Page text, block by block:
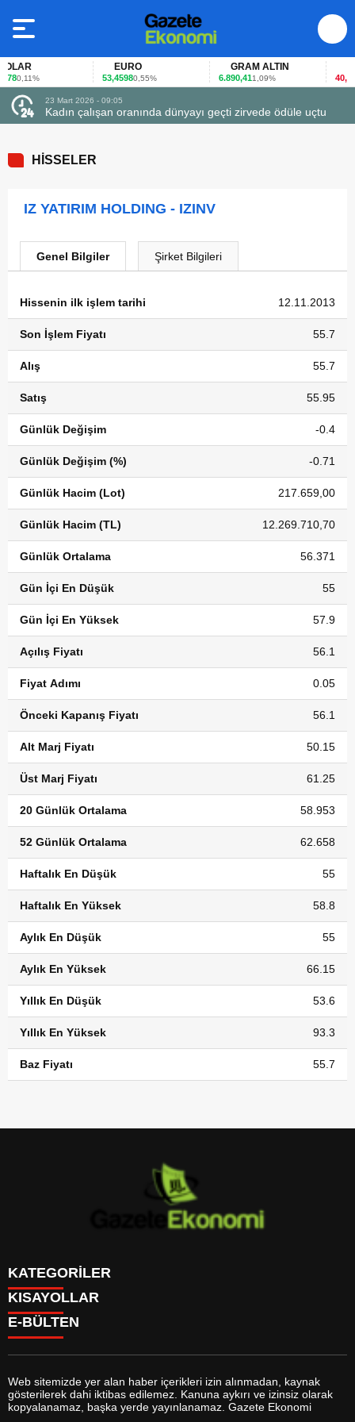
0,11%
EURO
53,45980,55%
GRAM ALTIN
6.890,411,09% 40,65-
23 Mart 2026 - 09:05
Kadın çalışan oranında dünyayı geçti zirvede ödüle uçtu
HİSSELER
IZ YATIRIM HOLDING - IZINV
Genel Bilgiler Şirket Bilgileri
Hissenin ilk işlem tarihi 12.11.2013
Son İşlem Fiyatı 55.7
Alış 55.7
Satış 55.95
Günlük Değişim -0.4
Günlük Değişim (%) -0.71
Günlük Hacim (Lot) 217.659,00
Günlük Hacim (TL) 12.269.710,70
Günlük Ortalama 56.371
Gün İçi En Düşük 55
Gün İçi En Yüksek 57.9
Açılış Fiyatı 56.1
Fiyat Adımı 0.05
Önceki Kapanış Fiyatı 56.1
Alt Marj Fiyatı 50.15
Üst Marj Fiyatı 61.25
20 Günlük Ortalama 58.953
52 Günlük Ortalama 62.658
Haftalık En Düşük 55
Haftalık En Yüksek 58.8
Aylık En Düşük 55
Aylık En Yüksek 66.15
Yıllık En Düşük 53.6
Yıllık En Yüksek 93.3
Baz Fiyatı 55.7
KATEGORİLER
GÜNDEM
DÜNYA
SİYASET
MAGAZİN
SAĞLIK
EĞİTİM
YAŞAM
KISAYOLLAR
BURÇLAR
FİKSTÜR
FİRMA EKLE
FİRMA REHBERİ
E-BÜLTEN
gazeteekonomi.com e-bültenine abone olarak, tarafınıza haber,
Web sitemizde yer alan haber içerikleri izin alınmadan, kaynak
gösterilerek dahi iktibas edilemez. Kanuna aykırı ve izinsiz olarak
kopyalanamaz, başka yerde yayınlanamaz. Gazete Ekonomi